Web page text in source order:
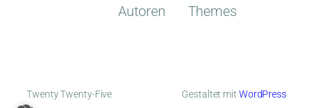
Autoren
Themes
Twenty Twenty-Five Gestaltet mit WordPress